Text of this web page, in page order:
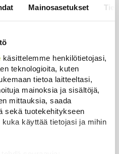
Mainosasetukset
käsittelemme henkilötietojasi,
teknologioita, kuten
tietoa laitteeltasi,
mainoksia ja sisältöjä,
mittauksia, saada
sekä tuotekehitykseen
käyttää tietojasi ja mihin
voi